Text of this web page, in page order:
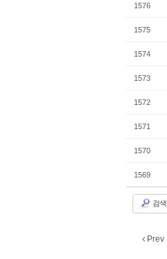
1576
1575
1574
1573
1572
1571
1570
1569
검색
Prev